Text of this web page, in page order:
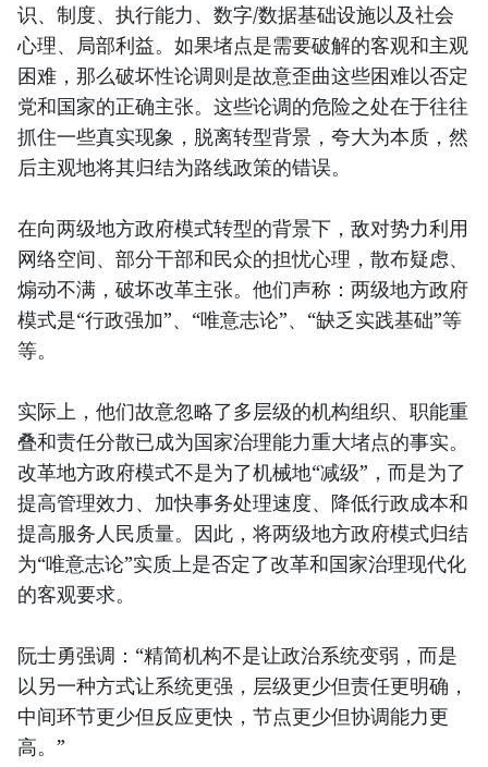
识、制度、执行能力、数字/数据基础设施以及社会
心理、局部利益。如果堵点是需要破解的客观和主观
困难，那么破坏性论调则是故意歪曲这些困难以否定
党和国家的正确主张。这些论调的危险之处在于往往
抓住一些真实现象，脱离转型背景，夸大为本质，然
后主观地将其归结为路线政策的错误。
在向两级地方政府模式转型的背景下，敌对势力利用
网络空间、部分干部和民众的担忧心理，散布疑虑、
煽动不满，破坏改革主张。他们声称：两级地方政府
模式是“行政强加”、“唯意志论”、“缺乏实践基础”等
等。
实际上，他们故意忽略了多层级的机构组织、职能重
叠和责任分散已成为国家治理能力重大堵点的事实。
改革地方政府模式不是为了机械地“减级”，而是为了
提高管理效力、加快事务处理速度、降低行政成本和
提高服务人民质量。因此，将两级地方政府模式归结
为“唯意志论”实质上是否定了改革和国家治理现代化
的客观要求。
阮士勇强调：“精简机构不是让政治系统变弱，而是
以另一种方式让系统更强，层级更少但责任更明确，
中间环节更少但反应更快，节点更少但协调能力更
高。”